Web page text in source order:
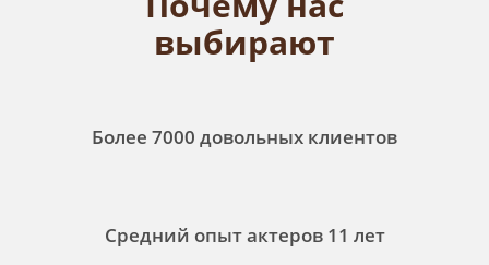
выбирают
Более 7000 довольных клиентов
Средний опыт актеров 11 лет